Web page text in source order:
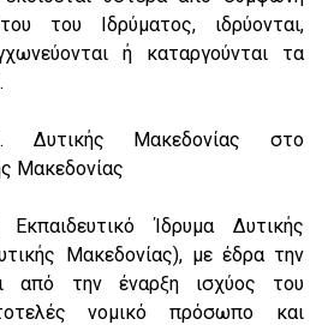
του Ιδρύματος, ιδρύονται,
ή καταργούνται τα
Δυτικής Μακεδονίας στο
Μακεδονίας
Ίδρυμα Δυτικής
Μακεδονίας), με έδρα την
από την έναρξη ισχύος του
νομικό πρόσωπο και